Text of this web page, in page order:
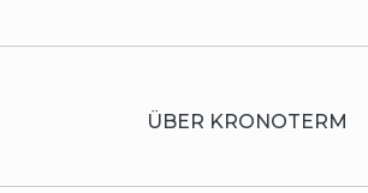
ÜBER KRONOTERM